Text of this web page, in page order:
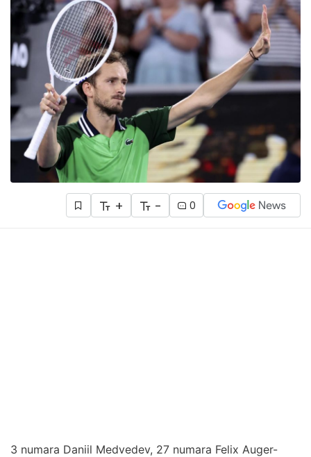
+ - 0
3 numara Daniil Medvedev, 27 numara Felix Auger-